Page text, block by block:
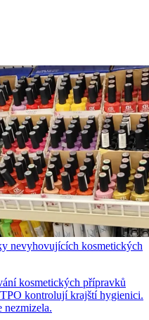
nevyhovujících kosmetických
kosmetických přípravků
kontrolují krajští hygienici.
nezmizela.